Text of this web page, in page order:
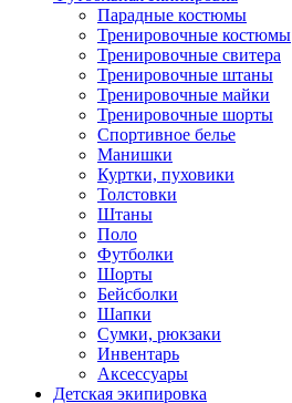
Парадные костюмы
Тренировочные костюмы
Тренировочные свитера
Тренировочные штаны
Тренировочные майки
Тренировочные шорты
Спортивное белье
Манишки
Куртки, пуховики
Толстовки
Штаны
Поло
Футболки
Шорты
Бейсболки
Шапки
Сумки, рюкзаки
Инвентарь
Аксессуары
Детская экипировка